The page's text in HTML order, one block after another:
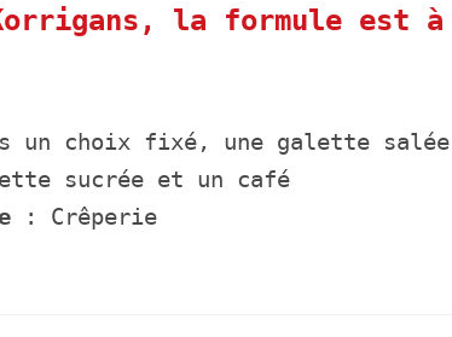
la formule est à
un choix fixé, une galette
sucrée et un café
: Crêperie